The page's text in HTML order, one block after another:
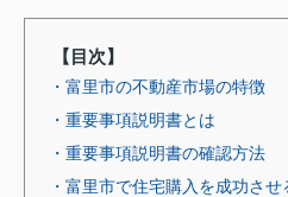
【目次】
・富里市の不動産市場の特徴
・重要事項説明書とは
・重要事項説明書の確認方法
・富里市で住宅購入を成功させ